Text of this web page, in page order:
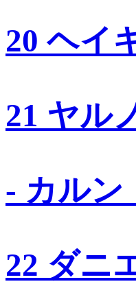
20 ヘイ
21 ヤル
- カルン
22 ダニ